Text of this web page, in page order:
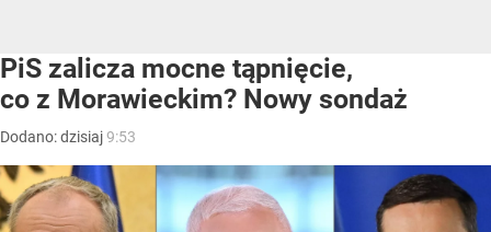
PiS zalicza mocne tąpnięcie,
co z Morawieckim? Nowy sondaż
Dodano:dzisiaj9:53